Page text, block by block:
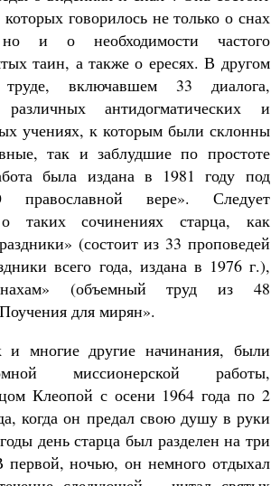
говорилось не только о снах
и о необходимости частого
таин, а также о ересях. В другом
включавшем 33 диалога,
антидогматических и
учениях, к которым были склонны
так и заблудшие по простоте
была издана в 1981 году под
православной вере». Следует
таких сочинениях старца, как
(состоит из 33 проповедей
всего года, издана в 1976 г.),
(объемный труд из 48
для мирян».
многие другие начинания, были
миссионерской работы,
Клеопой с осени 1964 года по 2
когда он предал свою душу в руки
день старца был разделен на три
первой, ночью, он немного отдыхал